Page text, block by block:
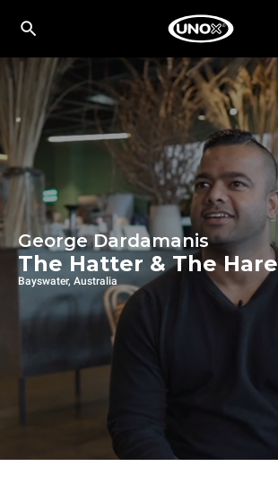
George Dardamanis
The Hatter & The Hare
Bayswater, Australia